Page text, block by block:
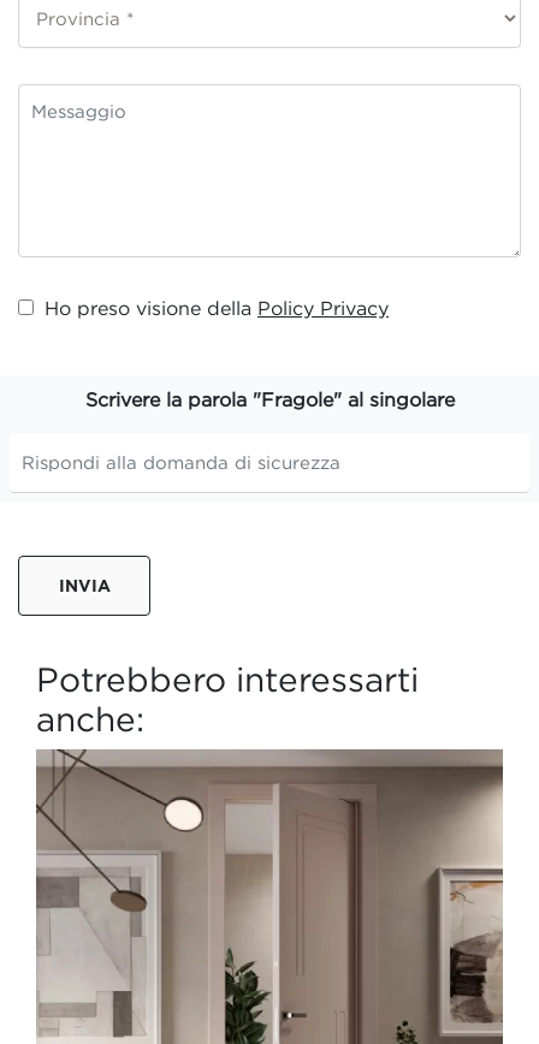
Ho preso visione della Policy Privacy
Scrivere la parola "Fragole" al singolare
INVIA
Potrebbero interessarti
anche: